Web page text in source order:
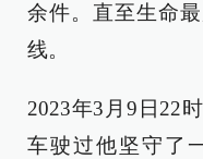
余件。直至生命
线。
2023年3月9日22
车驶过他坚守了